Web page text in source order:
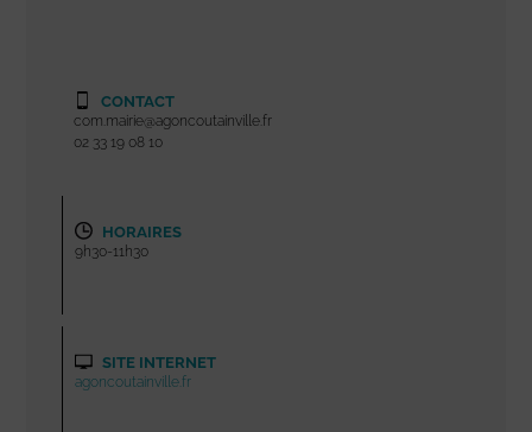
CONTACT
com.mairie@agoncoutainville.fr
02 33 19 08 10
HORAIRES
9h30-11h30
SITE INTERNET
agoncoutainville.fr